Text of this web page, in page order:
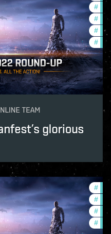
#
#
#
#
TEAM
glorious
#
#in-
#
#